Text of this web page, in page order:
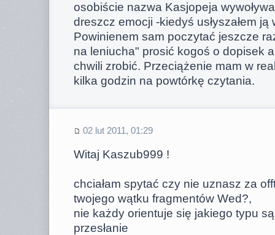
osobiście nazwa Kasjopeja
dreszcz emocji -kiedyś usłyszałem ją
Powinienem sam poczytać jeszcze
na leniucha" prosić kogoś o dopisek
chwili zrobić. Przeciążenie mam w
kilka godzin na powtórkę czytania.
02 lut 2011, 01:29
Witaj Kaszub999 !
chciałam spytać czy nie uznasz za
twojego wątku fragmentów Wed?,
nie każdy orientuje się jakiego typu
przesłanie